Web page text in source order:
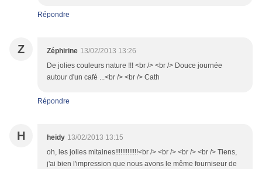
Répondre
Z Zéphirine 13/02/2013 13:26
De jolies couleurs nature !!! <br /> <br /> Douce journée
autour d'un café ...<br /> <br /> Cath
Répondre
H heidy 13/02/2013 13:15
oh, les jolies mitaines!!!!!!!!!!!!!<br /> <br /> <br /> <br /> Tiens,
j'ai bien l'impression que nous avons le même fourniseur de